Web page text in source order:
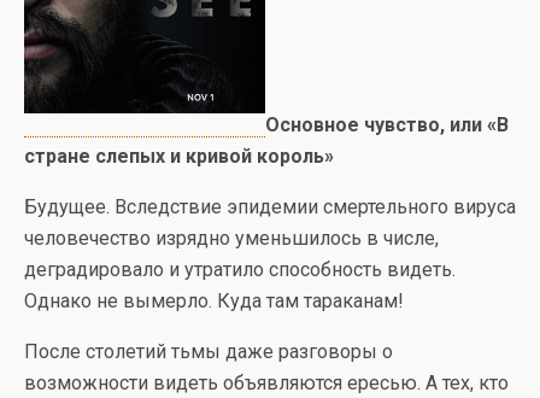
Основное чувство, или «В
стране слепых и кривой король»
Будущее. Вследствие эпидемии смертельного вируса
человечество изрядно уменьшилось в числе,
деградировало и утратило способность видеть.
Однако не вымерло. Куда там тараканам!
После столетий тьмы даже разговоры о
возможности видеть объявляются ересью. А тех, кто